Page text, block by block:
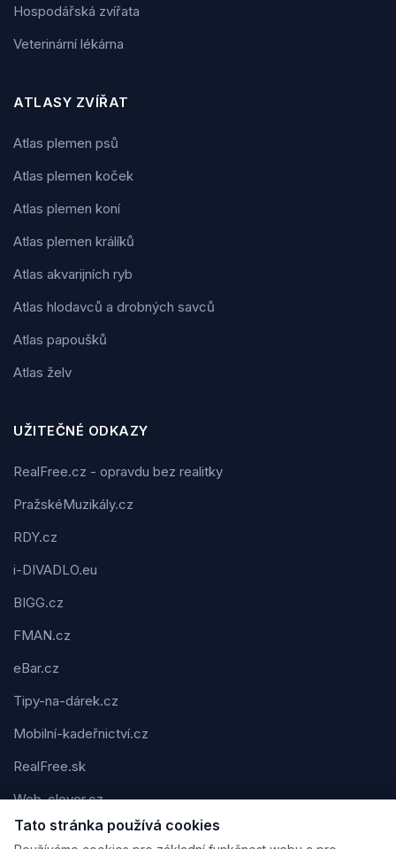
Hospodářská zvířata
Veterinární lékárna
ATLASY ZVÍŘAT
Atlas plemen psů
Atlas plemen koček
Atlas plemen koní
Atlas plemen králíků
Atlas akvarijních ryb
Atlas hlodavců a drobných savců
Atlas papoušků
Atlas želv
UŽITEČNÉ ODKAZY
RealFree.cz - opravdu bez realitky
PražskéMuzikály.cz
RDY.cz
i-DIVADLO.eu
BIGG.cz
FMAN.cz
eBar.cz
Tipy-na-dárek.cz
Mobilní-kadeřnictví.cz
RealFree.sk
Web-clever.cz
Kvízov.cz
Tato stránka používá cookies